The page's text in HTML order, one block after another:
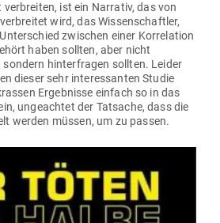
ist ein Nar­rativ, das von
wird, das Wis­sen­schaftler,
zwi­schen einer Kor­re­lation
haben sollten, aber nicht
hin­ter­fragen sollten. Leider
dieser sehr inter­es­santen Studie
Ergeb­nisse einfach so in das
unge­achtet der Tat­sache, dass die
werden müssen, um zu passen.